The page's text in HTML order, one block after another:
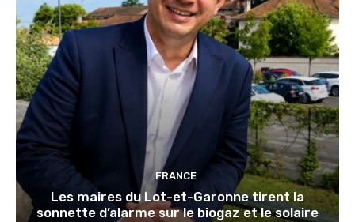
FRANCE
Les maires du Lot-et-Garonne tirent la
sonnette d’alarme sur le biogaz et le solaire